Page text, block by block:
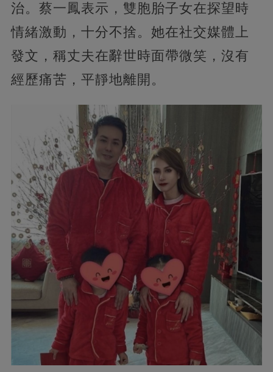
治。蔡一鳳表示，雙胞胎子女在探望時
情緒激動，十分不捨。她在社交媒體上
發文，稱丈夫在辭世時面帶微笑，沒有
經歷痛苦，平靜地離開。